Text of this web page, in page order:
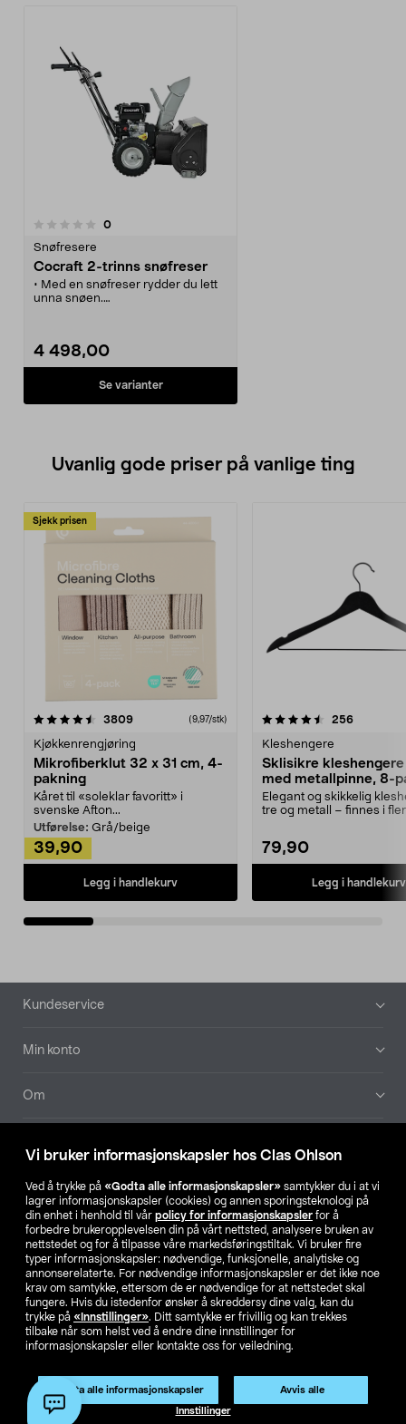
Vi bruker informasjonskapsler hos Clas Ohlson
Ved å trykke på «Godta alle informasjonskapsler» samtykker du i at vi
lagrer informasjonskapsler (cookies) og annen sporingsteknologi på
din enhet i henhold til vår policy for informasjonskapsler for å
forbedre brukeropplevelsen din på vårt nettsted, analysere bruken av
nettstedet og for å tilpasse våre markedsføringstiltak. Vi bruker fire
typer informasjonskapsler: nødvendige, funksjonelle, analytiske og
annonserelaterte. For nødvendige informasjonskapsler er det ikke noe
krav om samtykke, ettersom de er nødvendige for at nettstedet skal
fungere. Hvis du istedenfor ønsker å skreddersy dine valg, kan du
trykke på «Innstillinger». Ditt samtykke er frivillig og kan trekkes
tilbake når som helst ved å endre dine innstillinger for
informasjonskapsler eller kontakte oss for veiledning.
Godta alle informasjonskapsler Avvis alle
Innstillinger
0anmeldelser
Snøfresere
Cocraft 2-trinns snøfreser
• Med en snøfreser rydder du lett
unna snøen.
hjulene - gode kjøregenskaper.
• Bensindrevet 4-takts-motor med
trekksnor og primer.
4 498,00
Se varianter
Uvanlig gode priser på vanlige ting
Sjekk prisen
3809anmeldelser(9,97/stk)
Kjøkkenrengjøring
Mikrofiberklut 32 x 31 cm, 4-
pakning
Kåret til «soleklar favoritt» i
svenske Afton...
Utførelse: Grå/beige
39,90
Legg i handlekurv
4.5av 5 stjerner 256
Kleshengere
Sklisikre
med metallpinne, 8-
Elegant og skikkelig
tre og metall – finnes i
79,90
Legg i handlekurv
4.5av 5 stjerner
Bunntekst
Kundeservice
Min konto
Om
Våre selskaper
Finn din butikk
SE NO FI
Privacy statement Medlemsvilkår Kjøpsvilkår
For bedrifter
Endre til priser ekskl. moms